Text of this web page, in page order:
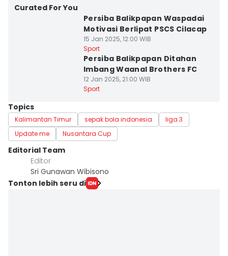
Curated For You
Persiba Balikpapan Waspadai
Motivasi Berlipat PSCS Cilacap
15 Jan 2025, 12:00 WIB
Sport
Persiba Balikpapan Ditahan
Imbang Waanal Brothers FC
12 Jan 2025, 21:00 WIB
Sport
Topics
Kalimantan Timur sepak bola indonesia
liga 3
Update me
Nusantara Cup
Editorial Team
Editor
Sri Gunawan Wibisono
Tonton lebih seru di